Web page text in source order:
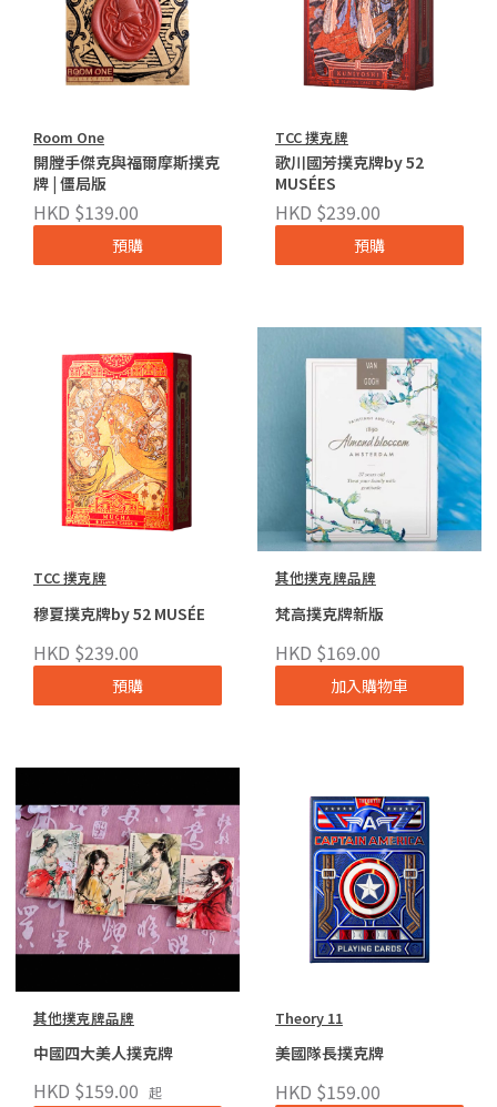
Room One
開膛手傑克與福爾摩斯撲克
牌 | 僵局版
HKD $139.00
預購
TCC 撲克牌
歌川國芳撲克牌by 52
MUSÉES
HKD $239.00
預購
TCC 撲克牌
穆夏撲克牌by 52 MUSÉE
HKD $239.00
預購
其他撲克牌品牌
梵高撲克牌新版
HKD $169.00
加入購物車
其他撲克牌品牌
中國四大美人撲克牌
HKD $159.00 起
Theory 11
美國隊長撲克牌
HKD $159.00